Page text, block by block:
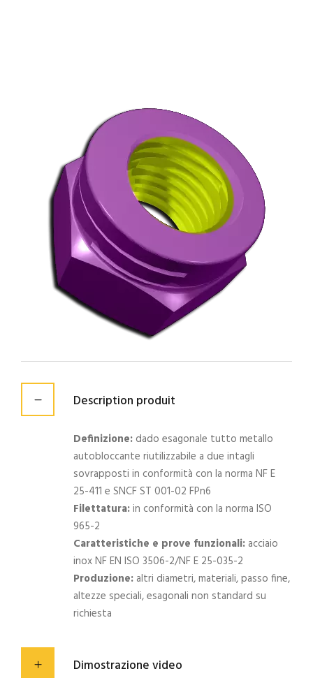
Description produit
Definizione: dado esagonale tutto metallo
autobloccante riutilizzabile a due intagli
sovrapposti in conformità con la norma NF E
25-411 e SNCF ST 001-02 FPn6
Filettatura:in conformità con la norma ISO
965-2
Caratteristiche e prove funzionali: acciaio
inox NF EN ISO 3506-2/NF E 25-035-2
Produzione: altri diametri, materiali, passo fine,
altezze speciali, esagonali non standard su
richiesta
Dimostrazione video